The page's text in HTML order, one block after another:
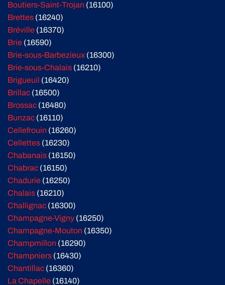
Boutiers-Saint-Trojan (16100)
Brettes (16240)
Bréville (16370)
Brie (16590)
Brie-sous-Barbezieux (16300)
Brie-sous-Chalais (16210)
Brigueuil (16420)
Brillac (16500)
Brossac (16480)
Bunzac (16110)
Cellefrouin (16260)
Cellettes (16230)
Chabanais (16150)
Chabrac (16150)
Chadurie (16250)
Chalais (16210)
Challignac (16300)
Champagne-Vigny (16250)
Champagne-Mouton (16350)
Champmillon (16290)
Champniers (16430)
Chantillac (16360)
La Chapelle (16140)